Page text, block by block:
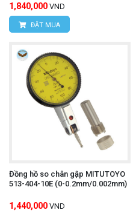
1,840,000 VND
ĐẶT MUA
Đồng hồ so chân gập MITUTOYO
513-404-10E (0-0.2mm/0.002mm)
1,440,000 VND